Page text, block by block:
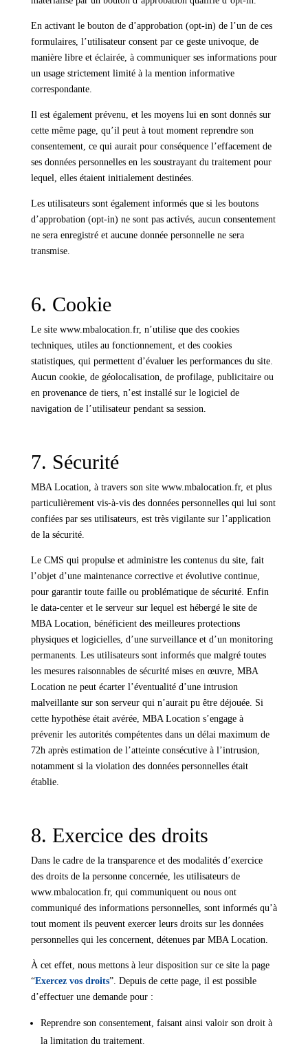
En activant le bouton de d’approbation (opt-in) de l’un de ces
formulaires, l’utilisateur consent par ce geste univoque, de
manière libre et éclairée, à communiquer ses informations pour
un usage strictement limité à la mention informative
correspondante.
Il est également prévenu, et les moyens lui en sont donnés sur
cette même page, qu’il peut à tout moment reprendre son
consentement, ce qui aurait pour conséquence l’effacement de
ses données personnelles en les soustrayant du traitement pour
lequel, elles étaient initialement destinées.
Les utilisateurs sont également informés que si les boutons
d’approbation (opt-in) ne sont pas activés, aucun consentement
ne sera enregistré et aucune donnée personnelle ne sera
transmise.
6. Cookie
Le site www.mbalocation.fr, n’utilise que des cookies
techniques, utiles au fonctionnement, et des cookies
statistiques, qui permettent d’évaluer les performances du site.
Aucun cookie, de géolocalisation, de profilage, publicitaire ou
en provenance de tiers, n’est installé sur le logiciel de
navigation de l’utilisateur pendant sa session.
7. Sécurité
MBA Location, à travers son site www.mbalocation.fr, et plus
particulièrement vis-à-vis des données personnelles qui lui sont
confiées par ses utilisateurs, est très vigilante sur l’application
de la sécurité.
Le CMS qui propulse et administre les contenus du site, fait
l’objet d’une maintenance corrective et évolutive continue,
pour garantir toute faille ou problématique de sécurité. Enfin
le data-center et le serveur sur lequel est hébergé le site de
MBA Location, bénéficient des meilleures protections
physiques et logicielles, d’une surveillance et d’un monitoring
permanents. Les utilisateurs sont informés que malgré toutes
les mesures raisonnables de sécurité mises en œuvre, MBA
Location ne peut écarter l’éventualité d’une intrusion
malveillante sur son serveur qui n’aurait pu être déjouée. Si
cette hypothèse était avérée, MBA Location s’engage à
prévenir les autorités compétentes dans un délai maximum de
72h après estimation de l’atteinte consécutive à l’intrusion,
notamment si la violation des données personnelles était
établie.
8. Exercice des droits
Dans le cadre de la transparence et des modalités d’exercice
des droits de la personne concernée, les utilisateurs de
www.mbalocation.fr, qui communiquent ou nous ont
communiqué des informations personnelles, sont informés qu’à
tout moment ils peuvent exercer leurs droits sur les données
personnelles qui les concernent, détenues par MBA Location.
À cet effet, nous mettons à leur disposition sur ce site la page
“Exercez vos droits”. Depuis de cette page, il est possible
d’effectuer une demande pour :
Reprendre son consentement, faisant ainsi valoir son droit à
la limitation du traitement.